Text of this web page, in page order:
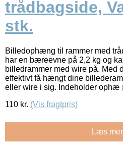
trådbagside,
stk.
Billedophæng til rammer med
har en bæreevne på 2,2 kg og
billedrammer med wire på. Med
effektivt få hængt dine
eller wire i sig. Indeholder ophæ
110 kr. (Vis fragtpris)
Læs